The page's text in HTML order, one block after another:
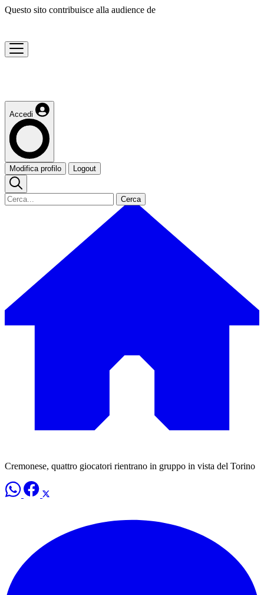
Questo sito contribuisce alla audience de
Accedi
Modifica profilo Logout
Cerca
Cremonese, quattro giocatori rientrano in gruppo in vista del Torino